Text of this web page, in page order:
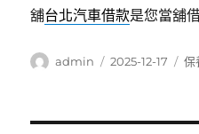
舖台北汽車借款是您當舖
作
admin
發
2025-12-17
分
保